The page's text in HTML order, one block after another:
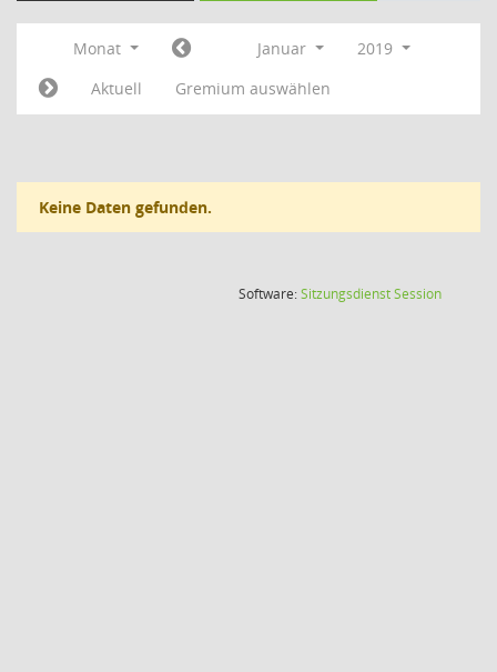
Monat Januar
2019
Aktuell
Gremium auswählen
Keine Daten gefunden.
Software:SitzungsdienstSession(Wird in